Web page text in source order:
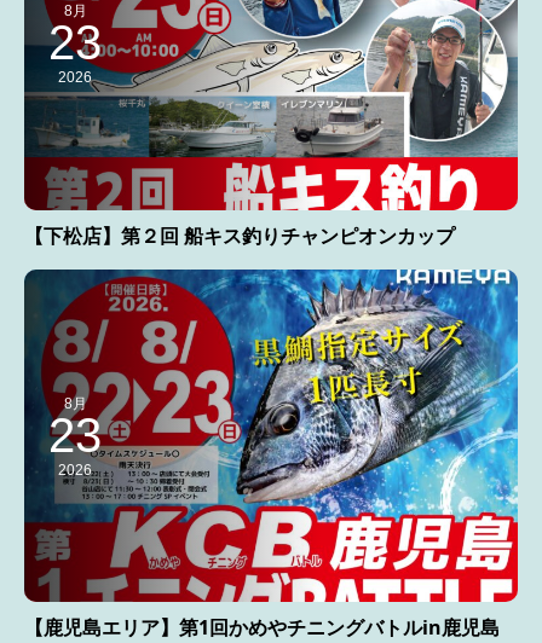
8月
23
2026
【下松店】第２回 船キス釣りチャンピオンカップ
8月
23
2026
【鹿児島エリア】第1回かめやチニングバトルin鹿児島